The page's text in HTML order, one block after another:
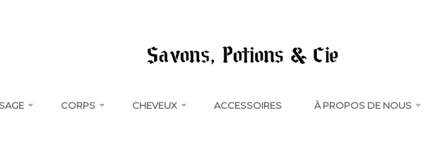
CORPS CHEVEUX ACCESSOIRES À PROPOS DE NOUS